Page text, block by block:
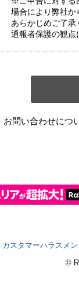
場合により弊社か
あらかじめご了承
通報者保護の観点
お問い合わせにつ
カスタマーハラスメ
©